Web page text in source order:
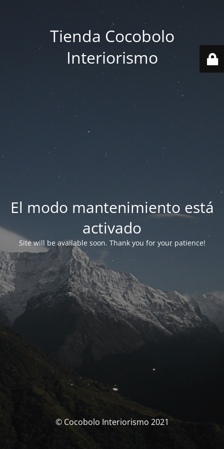
Tienda Cocobolo
Interiorismo
El modo mantenimiento está
activado
Site will be available soon. Thank you for your patience!
© Cocobolo Interiorismo 2021